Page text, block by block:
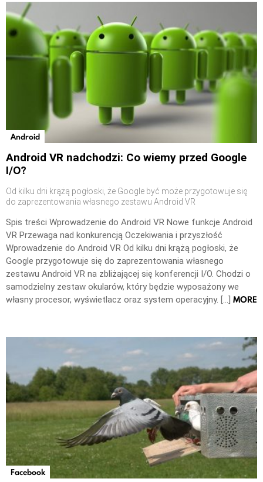
Android
Android VR nadchodzi: Co wiemy przed Google
I/O?
Od kilku dni krążą pogłoski, że Google być może przygotowuje się
do zaprezentowania własnego zestawu Android VR
Spis treści Wprowadzenie do Android VR Nowe funkcje Android
VR Przewaga nad konkurencją Oczekiwania i przyszłość
Wprowadzenie do Android VR Od kilku dni krążą pogłoski, że
Google przygotowuje się do zaprezentowania własnego
zestawu Android VR na zbliżającej się konferencji I/O. Chodzi o
samodzielny zestaw okularów, który będzie wyposażony we
własny procesor, wyświetlacz oraz system operacyjny. […] MORE
Facebook